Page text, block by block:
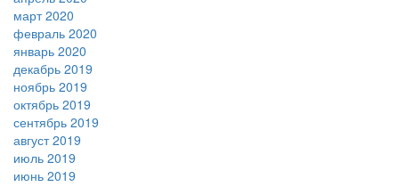
март 2020
февраль 2020
январь 2020
декабрь 2019
ноябрь 2019
октябрь 2019
сентябрь 2019
август 2019
июль 2019
июнь 2019